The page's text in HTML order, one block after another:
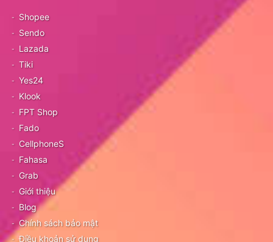
Shopee
Sendo
Lazada
Tiki
Yes24
Klook
FPT Shop
Fado
CellphoneS
Fahasa
Grab
Giới thiệu
Blog
Chính sách bảo mật
Điều khoản sử dụng